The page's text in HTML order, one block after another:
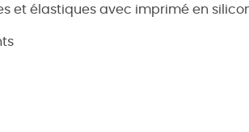
et élastiques avec imprimé en